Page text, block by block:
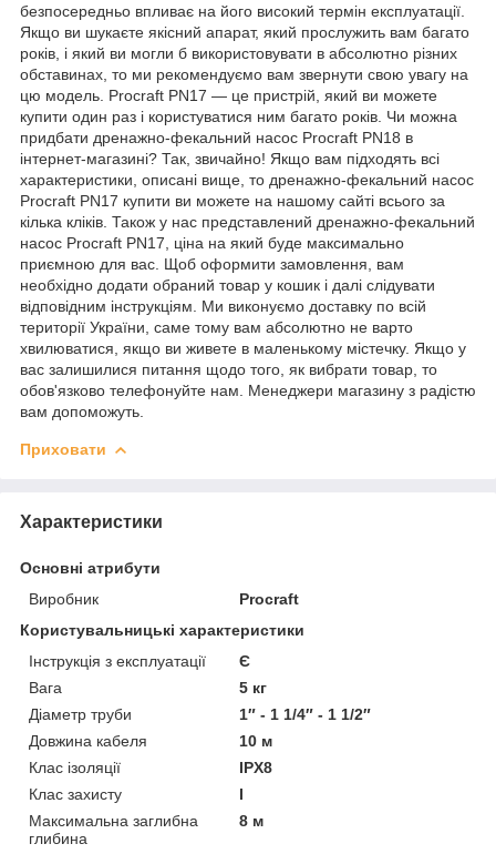
безпосередньо впливає на його високий термін експлуатації.
Якщо ви шукаєте якісний апарат, який прослужить вам багато
років, і який ви могли б використовувати в абсолютно різних
обставинах, то ми рекомендуємо вам звернути свою увагу на
цю модель. Procraft PN17 ― це пристрій, який ви можете
купити один раз і користуватися ним багато років. Чи можна
придбати дренажно-фекальний насос Procraft PN18 в
інтернет-магазині? Так, звичайно! Якщо вам підходять всі
характеристики, описані вище, то дренажно-фекальний насос
Procraft PN17 купити ви можете на нашому сайті всього за
кілька кліків. Також у нас представлений дренажно-фекальний
насос Procraft PN17, ціна на який буде максимально
приємною для вас. Щоб оформити замовлення, вам
необхідно додати обраний товар у кошик і далі слідувати
відповідним інструкціям. Ми виконуємо доставку по всій
території України, саме тому вам абсолютно не варто
хвилюватися, якщо ви живете в маленькому містечку. Якщо у
вас залишилися питання щодо того, як вибрати товар, то
обов'язково телефонуйте нам. Менеджери магазину з радістю
вам допоможуть.
Приховати
Характеристики
Основні атрибути
Виробник
Procraft
Користувальницькі характеристики
Інструкція з експлуатації
Є
Вага
5 кг
Діаметр труби
1″ - 1 1/4″ - 1 1/2″
Довжина кабеля
10 м
Клас ізоляції
IPX8
Клас захисту
I
Максимальна заглибна
глибина
8 м